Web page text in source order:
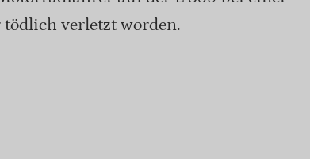
verletzt worden.